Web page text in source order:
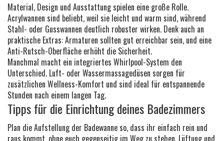
Material, Design und Ausstattung spielen eine große Rolle.
Acrylwannen sind beliebt, weil sie leicht und warm sind, während
Stahl- oder Gusswannen deutlich robuster wirken. Denk auch an
praktische Extras: Armaturen sollten gut erreichbar sein, und eine
Anti-Rutsch-Oberfläche erhöht die Sicherheit.
Manchmal macht ein integriertes Whirlpool-System den
Unterschied. Luft- oder Wassermassagedüsen sorgen für
zusätzlichen Wellness-Komfort und sind ideal für entspannende
Stunden nach einem langen Tag.
Tipps für die Einrichtung deines Badezimmers
Plan die Aufstellung der Badewanne so, dass ihr einfach rein und
raus kommt, ohne euch gegenseitig im Weg zu stehen. Lüftung und